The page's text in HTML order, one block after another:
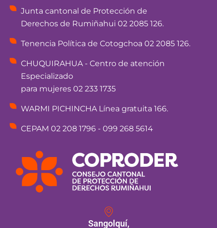
Junta cantonal de Protección de
Derechos de Rumiñahui 02 2085 126.
Tenencia Política de Cotogchoa 02 2085 126.
CHUQUIRAHUA - Centro de atención
Especializado
para mujeres 02 233 1735
WARMI PICHINCHA Línea gratuita 166.
CEPAM 02 208 1796 - 099 268 5614
Sangolquí,